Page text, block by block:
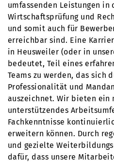
umfassenden Leistungen in
Wirtschaftsprüfung und
und somit auch für
erreichbar sind. Eine
in Heusweiler (oder in
bedeutet, Teil eines
Teams zu werden, das sich
Professionalität und
auszeichnet. Wir bieten ein
unterstützendes
Fachkenntnisse
erweitern können. Durch
und gezielte
dafür, dass unsere